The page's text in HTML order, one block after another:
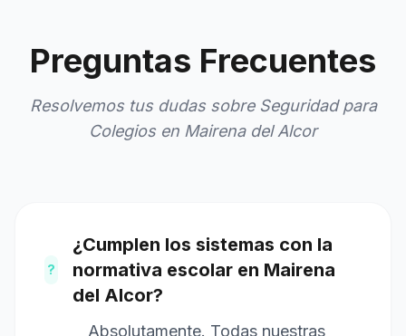
Preguntas Frecuentes
Resolvemos tus dudas sobre Seguridad para
Colegios en Mairena del Alcor
?
¿Cumplen los sistemas con la
normativa escolar en Mairena
del Alcor?
Absolutamente. Todas nuestras